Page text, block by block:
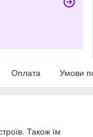
Оплата Умови
Також їм